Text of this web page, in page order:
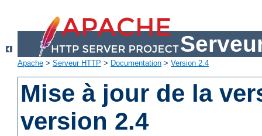
Apache > Serveur HTTP > Documentation > Version 2.4
Mise à jour de la
version 2.4